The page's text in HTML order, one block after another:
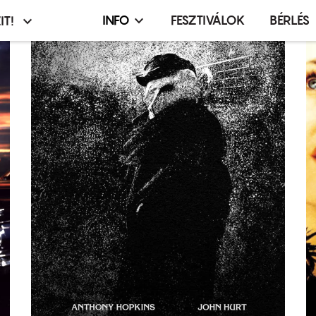
Infó,
esemény,
terembérlés
menü
INFO FESZTIVÁLOK BÉRLÉS